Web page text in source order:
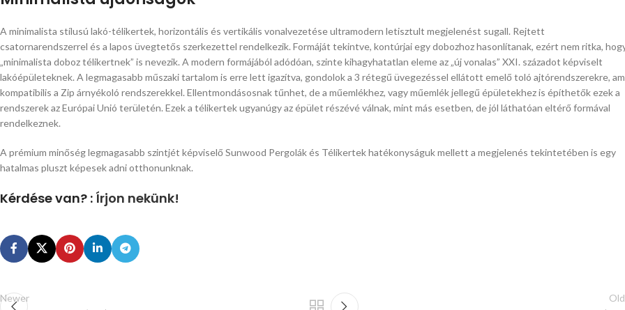
A minimalista stílusú lakó-télikertek, horizontális és vertikális vonalvezetése ultramodern letisztult megjelenést sugall. Rejtett
csatornarendszerrel és a lapos üvegtetős szerkezettel rendelkezik. Formáját tekintve, kontúrjai egy dobozhoz hasonlítanak, ezért nem ritka,
„minimalista doboz télikertnek” is nevezik. A modern formájából adódóan, szinte kihagyhatatlan eleme az „új vonalas” XXI. századot képviselt
lakóépületeknek. A legmagasabb műszaki tartalom is erre lett igazítva, gondolok a 3 rétegű üvegezéssel ellátott emelő toló ajtórendszerekre,
kompatibilis a Zip árnyékoló rendszerekkel. Ellentmondásosnak tűnhet, de a műemlékhez, vagy műemlék jellegű épületekhez is építhetők ezek a
rendszerek az Európai Unió területén. Ezek a télikertek ugyanúgy az épület részévé válnak, mint más esetben, de jól láthatóan eltérő formával
rendelkeznek.
A prémium minőség legmagasabb szintjét képviselő Sunwood Pergolák és Télikertek hatékonyságuk mellett a megjelenés tekintetében is egy
hatalmas pluszt képesek adni otthonunknak.
Kérdése van? : Írjon nekünk!
Newer